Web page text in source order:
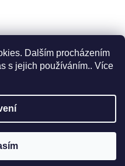
Dalším procházením
s jejich používáním.. Více
Shoptet
Všechna práva vyhrazena.